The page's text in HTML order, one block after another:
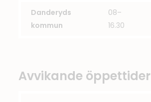
Danderyds
kommun
08–
16.30
Avvikande öppettider